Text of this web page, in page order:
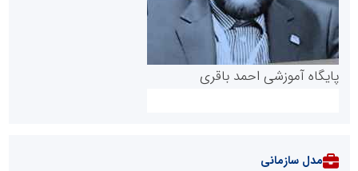
پایگاه آموزشی احمد باقری
مدل سازمانی